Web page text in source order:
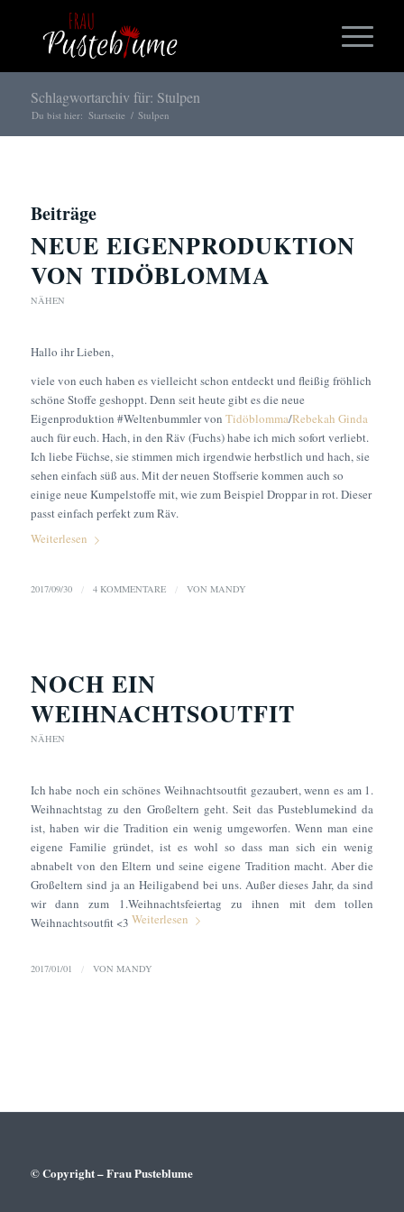
Schlagwortarchiv für: Stulpen
Du bist hier: Startseite / Stulpen
Beiträge
NEUE EIGENPRODUKTION
VON TIDÖBLOMMA
NÄHEN
Hallo ihr Lieben,
viele von euch haben es vielleicht schon entdeckt und fleißig fröhlich
schöne Stoffe geshoppt. Denn seit heute gibt es die neue
Eigenproduktion #Weltenbummler von Tidöblomma/Rebekah Ginda
auch für euch. Hach, in den Räv (Fuchs) habe ich mich sofort verliebt.
Ich liebe Füchse, sie stimmen mich irgendwie herbstlich und hach, sie
sehen einfach süß aus. Mit der neuen Stoffserie kommen auch so
einige neue Kumpelstoffe mit, wie zum Beispiel Droppar in rot. Dieser
passt einfach perfekt zum Räv.
Weiterlesen
2017/09/30 / 4 KOMMENTARE / VON MANDY
NOCH EIN
WEIHNACHTSOUTFIT
NÄHEN
Ich habe noch ein schönes Weihnachtsoutfit gezaubert, wenn es am 1.
Weihnachtstag zu den Großeltern geht. Seit das Pusteblumekind da
ist, haben wir die Tradition ein wenig umgeworfen. Wenn man eine
eigene Familie gründet, ist es wohl so dass man sich ein wenig
abnabelt von den Eltern und seine eigene Tradition macht. Aber die
Großeltern sind ja an Heiligabend bei uns. Außer dieses Jahr, da sind
wir dann zum 1.Weihnachtsfeiertag zu ihnen mit dem tollen
Weihnachtsoutfit <3 Weiterlesen
2017/01/01 / VON MANDY
© Copyright – Frau Pusteblume